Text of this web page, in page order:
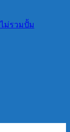
ม่รวมปั้ม